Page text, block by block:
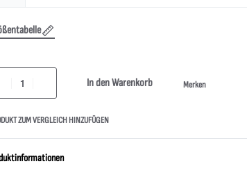
In den Warenkorb Merken
ZUM VERGLEICH HINZUFÜGEN